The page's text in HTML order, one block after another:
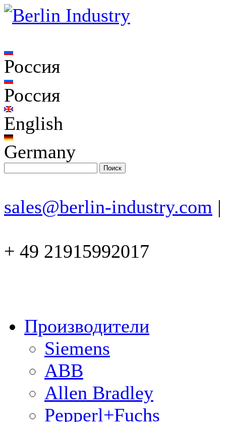
Россия
Россия
English
Germany
sales@berlin-industry.com |
+ 49 21915992017
Производители
Siemens
ABB
Allen Bradley
Pepperl+Fuchs